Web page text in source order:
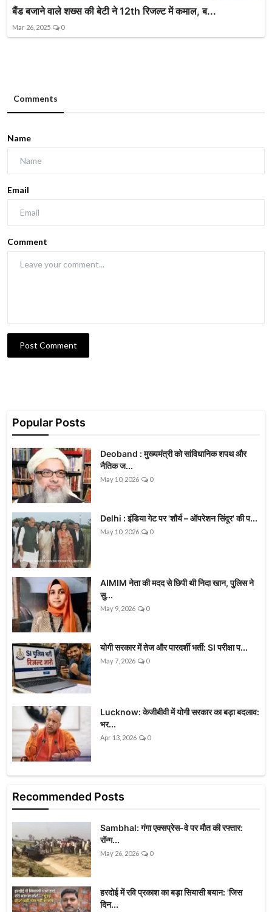
बैंड बजाने वाले शख्स की बेटी ने 12th रिजल्ट में कमाल, ब...
Mar 26, 2025 0
Comments
Name
Email
Comment
Post Comment
Popular Posts
Deoband : मुख्यमंत्री को सांविधानिक शपथ और
नैतिक ज...
May 10, 2026 0
Delhi : इंडिया गेट पर 'शौर्य – ऑपरेशन सिंदूर' की प...
May 10, 2026 0
AIMIM नेता की मदद से छिपी थी निदा खान, पुलिस ने
सु...
May 9, 2026 0
योगी सरकार में तेज और पारदर्शी भर्ती: SI परीक्षा प...
May 7, 2026 0
Lucknow: केजीबीवी में योगी सरकार का बड़ा बदलाव:
भर...
Apr 13, 2026 0
Recommended Posts
Sambhal: गंगा एक्सप्रेस-वे पर मौत की रफ्तार:
रॉन्ग...
May 26, 2026 0
हरदोई में रवि प्रकाश का बड़ा सियासी बयान: 'जिस
दिन...